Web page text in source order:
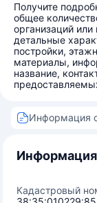
Получите
общее
организаций
детальные
постройки,
материалы,
название,
Информация
Кадастровый